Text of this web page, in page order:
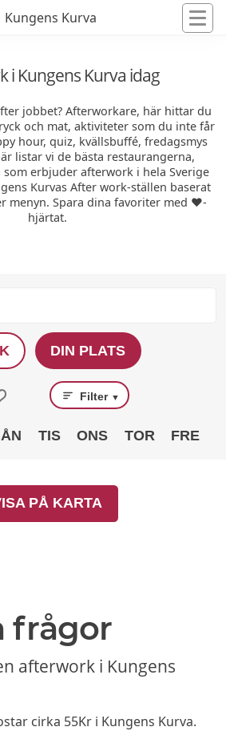
Kungens Kurva
i Kungens Kurva idag
jobbet? Afterworkare, här hittar du
och mat, aktiviteter som du inte får
hour, quiz, kvällsbuffé, fredagsmys
listar vi de bästa restaurangerna,
erbjuder afterwork i hela Sverige
Kurvas After work-ställen baserat
menyn. Spara dina favoriter med ❤️-
hjärtat.
DIN PLATS
Filter ▼
TIS ONS TOR FRE
PÅ KARTA
frågor
afterwork i Kungens
cirka 55Kr i Kungens Kurva.